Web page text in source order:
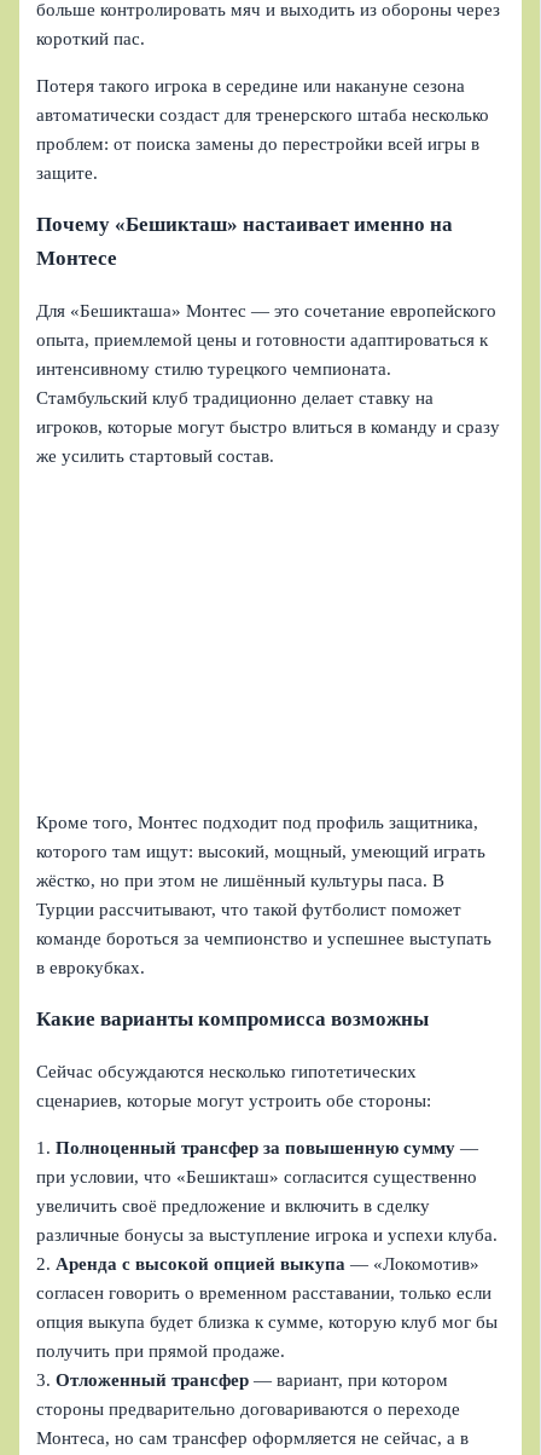
больше контролировать мяч и выходить из обороны через
короткий пас.
Потеря такого игрока в середине или накануне сезона
автоматически создаст для тренерского штаба несколько
проблем: от поиска замены до перестройки всей игры в
защите.
Почему «Бешикташ» настаивает именно на
Монтесе
Для «Бешикташа» Монтес — это сочетание европейского
опыта, приемлемой цены и готовности адаптироваться к
интенсивному стилю турецкого чемпионата.
Стамбульский клуб традиционно делает ставку на
игроков, которые могут быстро влиться в команду и сразу
же усилить стартовый состав.
Кроме того, Монтес подходит под профиль защитника,
которого там ищут: высокий, мощный, умеющий играть
жёстко, но при этом не лишённый культуры паса. В
Турции рассчитывают, что такой футболист поможет
команде бороться за чемпионство и успешнее выступать
в еврокубках.
Какие варианты компромисса возможны
Сейчас обсуждаются несколько гипотетических
сценариев, которые могут устроить обе стороны:
1.Полноценный трансфер за повышенную сумму —
при условии, что «Бешикташ» согласится существенно
увеличить своё предложение и включить в сделку
различные бонусы за выступление игрока и успехи клуба.
2. Аренда с высокой опцией выкупа — «Локомотив»
согласен говорить о временном расставании, только если
опция выкупа будет близка к сумме, которую клуб мог бы
получить при прямой продаже.
3.Отложенный трансфер — вариант, при котором
стороны предварительно договариваются о переходе
Монтеса, но сам трансфер оформляется не сейчас, а в